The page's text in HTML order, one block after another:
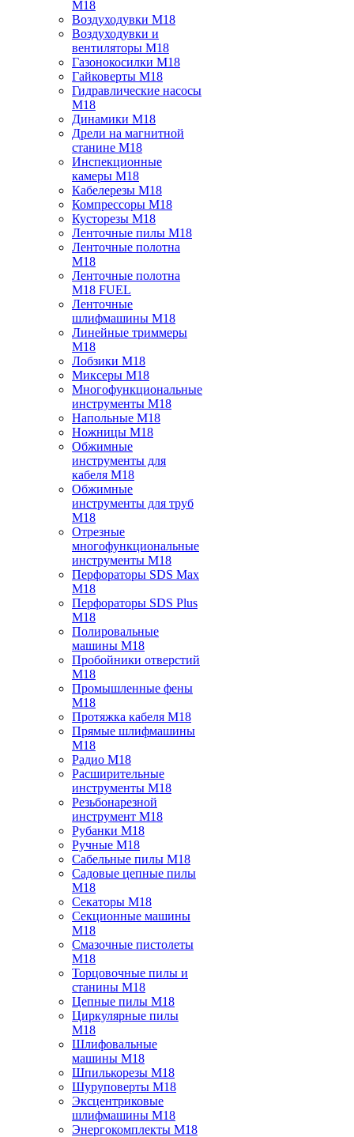
M18
Воздуходувки M18
Воздуходувки и
вентиляторы M18
Газонокосилки M18
Гайковерты M18
Гидравлические насосы
M18
Динамики M18
Дрели на магнитной
станине M18
Инспекционные
камеры M18
Кабелерезы M18
Компрессоры M18
Кусторезы M18
Ленточные пилы M18
Ленточные полотна
M18
Ленточные полотна
M18 FUEL
Ленточные
шлифмашины M18
Линейные триммеры
M18
Лобзики M18
Миксеры M18
Многофункциональные
инструменты M18
Напольные M18
Ножницы M18
Обжимные
инструменты для
кабеля M18
Обжимные
инструменты для труб
M18
Отрезные
многофункциональные
инструменты M18
Перфораторы SDS Max
M18
Перфораторы SDS Plus
M18
Полировальные
машины M18
Пробойники отверстий
M18
Промышленные фены
M18
Протяжка кабеля M18
Прямые шлифмашины
M18
Радио M18
Расширительные
инструменты M18
Резьбонарезной
инструмент M18
Рубанки M18
Ручные M18
Сабельные пилы M18
Садовые цепные пилы
M18
Секаторы M18
Секционные машины
M18
Смазочные пистолеты
M18
Торцовочные пилы и
станины M18
Цепные пилы M18
Циркулярные пилы
M18
Шлифовальные
машины M18
Шпилькорезы M18
Шуруповерты M18
Эксцентриковые
шлифмашины M18
Энергокомплекты M18